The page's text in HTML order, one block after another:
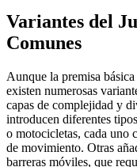
Variantes del
Comunes
Aunque la premisa básica
existen numerosas
capas de complejidad y
introducen diferentes
o motocicletas, cada uno
de movimiento. Otras
barreras móviles, que